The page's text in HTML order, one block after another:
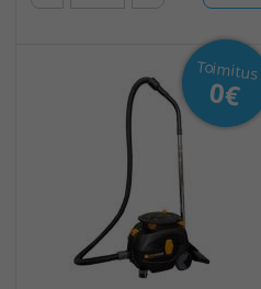
Toimitus
0€